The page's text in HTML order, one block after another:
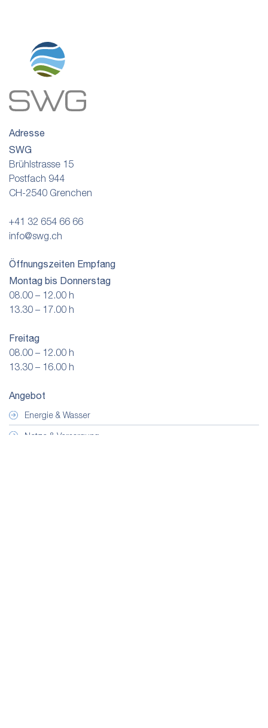
Adresse
SWG
Brühlstrasse 15
Postfach 944
CH-2540 Grenchen
+41 32 654 66 66
info@swg.ch
Öffnungszeiten Empfang
Montag bis Donnerstag
08.00 – 12.00 h
13.30 – 17.00 h
Freitag
08.00 – 12.00 h
13.30 – 16.00 h
Angebot
Energie & Wasser
Netze & Versorgung